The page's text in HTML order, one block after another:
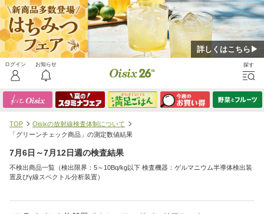
詳しくはこちら▶
TOP
Oisixの放射線検査体制について
「グリーンチェック商品」の測定数値結果
7月6日～7月12日週の検査結果
不検出商品一覧（検出限界：5～10Bq/kg以下 検査機器：ゲルマニウム半導体検出装
置及びγ線スペクトル分析装置）